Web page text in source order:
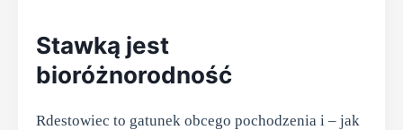
Stawką jest
bioróżnorodność
Rdestowiec to gatunek obcego pochodzenia i – jak